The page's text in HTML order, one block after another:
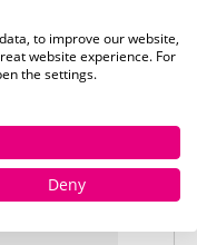
to improve our website,
website experience. For
the settings.
Deny